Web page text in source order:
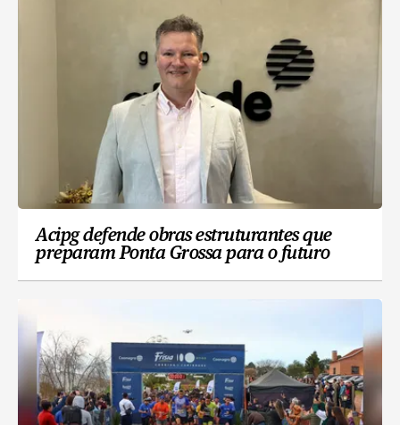
Acipg defende obras estruturantes que
preparam Ponta Grossa para o futuro